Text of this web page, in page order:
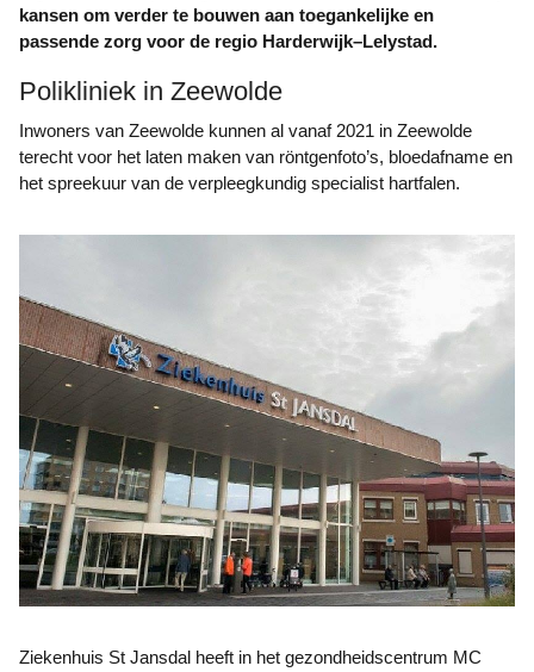
kansen om verder te bouwen aan toegankelijke en
passende zorg voor de regio Harderwijk–Lelystad.
Polikliniek in Zeewolde
Inwoners van Zeewolde kunnen al vanaf 2021 in Zeewolde
terecht voor het laten maken van röntgenfoto’s, bloedafname en
het spreekuur van de verpleegkundig specialist hartfalen.
Ziekenhuis St Jansdal heeft in het gezondheidscentrum MC